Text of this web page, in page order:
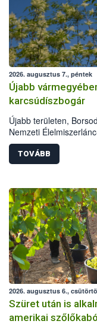
2026. augusztus 7., péntek
Újabb
karcsúdíszbogár
Újabb területen,
Nemzeti
karcsúdíszbogár
színcsapdában
növényvédelmi
megállítása érdekében.
TOVÁBB
2026. augusztus 6.,
Szüret után is
amerikai